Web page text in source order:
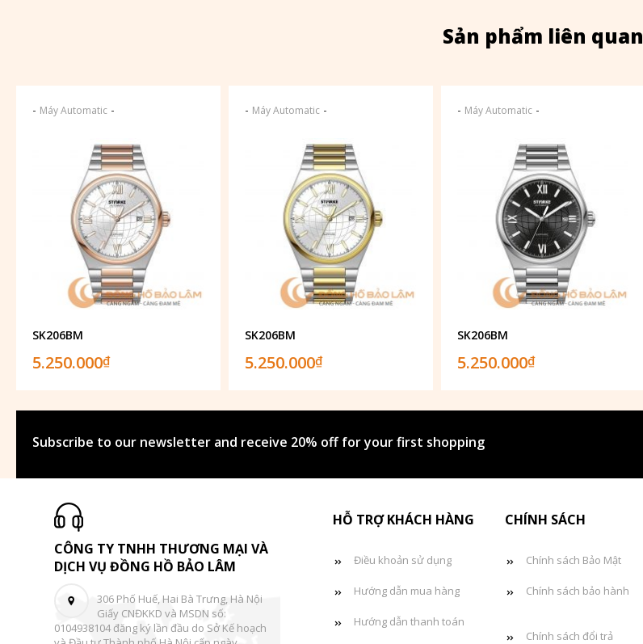
Sản phẩm liên quan
- Máy Automatic -
SK206BM
5.250.000₫
- Máy Automatic-
SK206BM
5.250.000₫
- Máy Automatic-
SK206BM
5.250.000₫
Subscribe to our newsletter and receive 20% off for your first shopping
CÔNG TY TNHH THƯƠNG MẠI VÀ
DỊCH VỤ ĐỒNG HỒ BẢO LÂM
306 Phố Huế, Hai Bà Trưng, Hà Nội
Giấy CNĐKKD và MSDN số:
0104938104 đăng ký lần đầu do Sở Kế hoạch
HỖ TRỢ KHÁCH HÀNG
Điều khoản sử dụng
Hướng dẫn mua hàng
Hướng dẫn thanh toán
CHÍNH SÁCH
Chính sách Bảo Mật
Chính sách bảo hành
Chính sách đổi trả